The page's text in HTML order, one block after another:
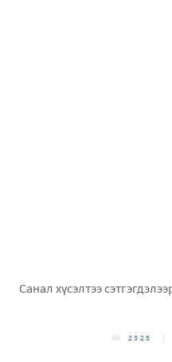
Санал хүсэлтээ
2325